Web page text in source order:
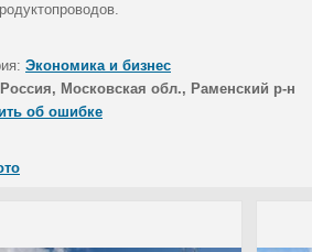
Экономика и бизнес
Россия, Московская обл., Раменский р-н
об ошибке